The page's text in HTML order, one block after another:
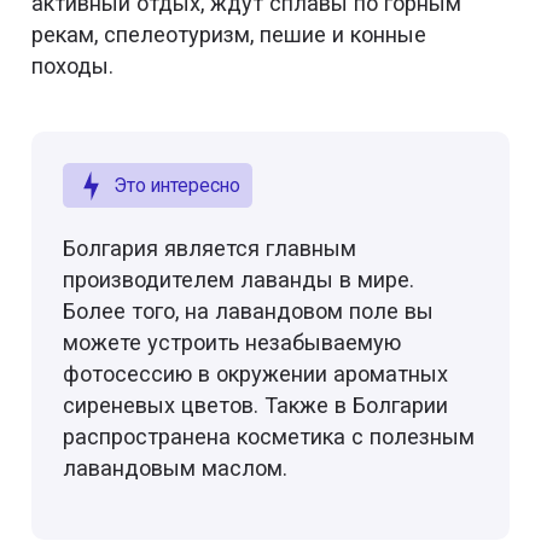
рекам, спелеотуризм, пешие и конные
походы.
Это интересно
Болгария является главным
производителем лаванды в мире.
Более того, на лавандовом поле вы
можете устроить незабываемую
фотосессию в окружении ароматных
сиреневых цветов. Также в Болгарии
распространена косметика с полезным
лавандовым маслом.